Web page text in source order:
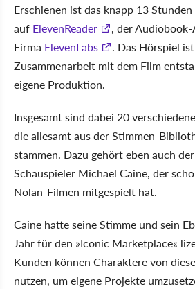
Erschienen ist das knapp 13
auf ElevenReader
, der
Firma ElevenLabs
. Das Hörspiel
Zusammenarbeit mit dem Film
eigene Produktion.
Insgesamt sind dabei 20
die allesamt aus der Stimmen-
stammen. Dazu gehört eben auch
Schauspieler Michael Caine, der
Nolan-Filmen mitgespielt hat.
Caine hatte seine Stimme und sein
Jahr für den »Iconic Marketplace«
Kunden können Charaktere von
nutzen, um eigene Projekte